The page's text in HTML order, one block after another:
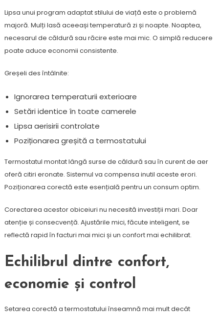
Lipsa unui program adaptat stilului de viață este o problemă
majoră. Mulți lasă aceeași temperatură zi și noapte. Noaptea,
necesarul de căldură sau răcire este mai mic. O simplă reducere
poate aduce economii consistente.
Greșeli des întâlnite:
Ignorarea temperaturii exterioare
Setări identice în toate camerele
Lipsa aerisirii controlate
Poziționarea greșită a termostatului
Termostatul montat lângă surse de căldură sau în curent de aer
oferă citiri eronate. Sistemul va compensa inutil aceste erori.
Poziționarea corectă este esențială pentru un consum optim.
Corectarea acestor obiceiuri nu necesită investiții mari. Doar
atenție și consecvență. Ajustările mici, făcute inteligent, se
reflectă rapid în facturi mai mici și un confort mai echilibrat.
Echilibrul dintre confort,
economie și control
Setarea corectă a termostatului înseamnă mai mult decât